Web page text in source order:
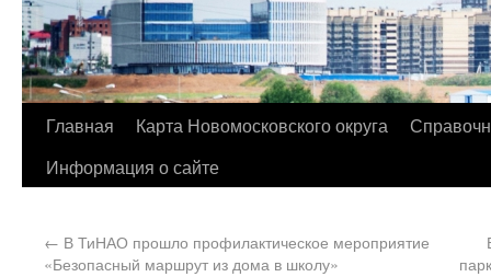
Главная Карта Новомосковского округа
Информация о сайте
← В ТиНАО прошло профилактическое мероприятие
«Безопасный маршрут из дома в школу»